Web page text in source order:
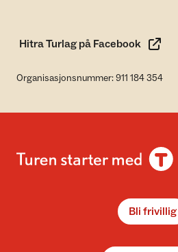
Hitra Turlag på Facebook
Organisasjonsnummer: 911 184 354
Bli frivillig